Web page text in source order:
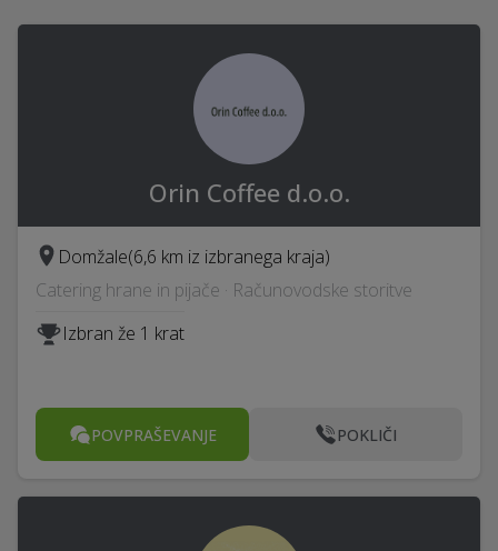
Orin Coffee d.o.o.
Domžale(6,6 km iz izbranega kraja)
Catering hrane in pijače · Računovodske storitve
Izbran že 1 krat
POVPRAŠEVANJE POKLIČI